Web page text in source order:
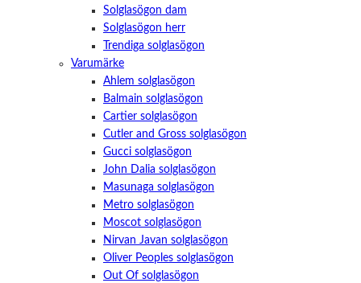
Solglasögon dam
Solglasögon herr
Trendiga solglasögon
Varumärke
Ahlem solglasögon
Balmain solglasögon
Cartier solglasögon
Cutler and Gross solglasögon
Gucci solglasögon
John Dalia solglasögon
Masunaga solglasögon
Metro solglasögon
Moscot solglasögon
Nirvan Javan solglasögon
Oliver Peoples solglasögon
Out Of solglasögon